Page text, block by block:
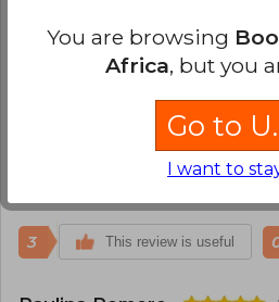
2025
Verified Purchase
Muy linda edición, abre bien
no trae el mapa, pero me
portadas de colores como en
3 This review is useful
You are browsing
Africa, but you
Go to
I want to